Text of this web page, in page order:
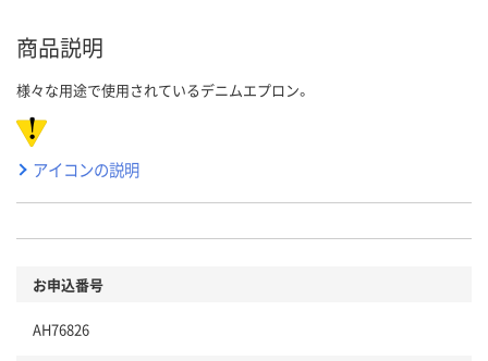
商品説明
様々な用途で使用されているデニムエプロン。
アイコンの説明
お申込番号
AH76826